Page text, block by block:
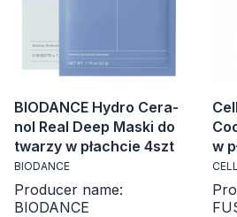
BIODANCE Hydro Cera-
nol Real Deep Maski do
twarzy w płachcie 4szt
BIODANCE
Producer name:
BIODANCE
w